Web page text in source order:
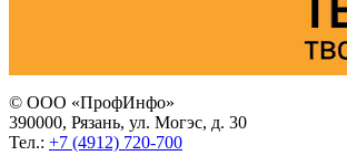
© ООО «ПрофИнфо»
390000, Рязань, ул. Могэс, д. 30
Тел.: +7 (4912) 720-700